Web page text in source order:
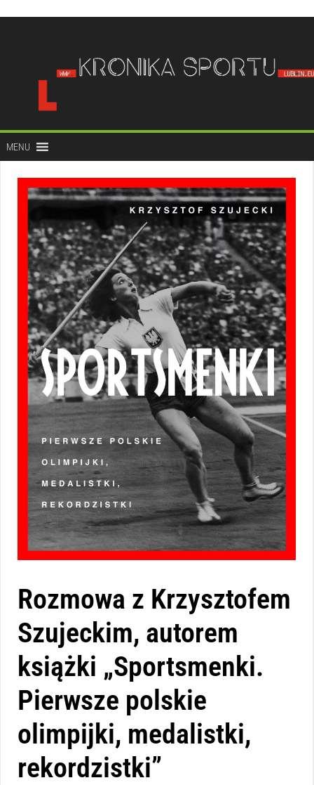
treści
MENU
Rozmowa z Krzysztofem
Szujeckim, autorem
książki „Sportsmenki.
Pierwsze polskie
olimpijki, medalistki,
rekordzistki”